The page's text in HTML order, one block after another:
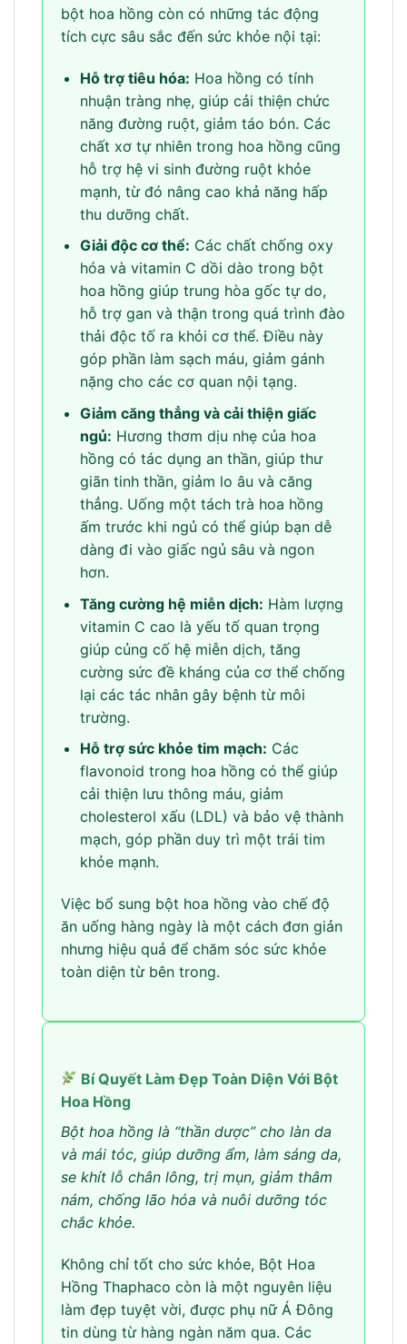
bột hoa hồng còn có những tác động
tích cực sâu sắc đến sức khỏe nội tại:
Hỗ trợ tiêu hóa: Hoa hồng có tính
nhuận tràng nhẹ, giúp cải thiện chức
năng đường ruột, giảm táo bón. Các
chất xơ tự nhiên trong hoa hồng cũng
hỗ trợ hệ vi sinh đường ruột khỏe
mạnh, từ đó nâng cao khả năng hấp
thu dưỡng chất.
Giải độc cơ thể: Các chất chống oxy
hóa và vitamin C dồi dào trong bột
hoa hồng giúp trung hòa gốc tự do,
hỗ trợ gan và thận trong quá trình đào
thải độc tố ra khỏi cơ thể. Điều này
góp phần làm sạch máu, giảm gánh
nặng cho các cơ quan nội tạng.
Giảm căng thẳng và cải thiện giấc
ngủ: Hương thơm dịu nhẹ của hoa
hồng có tác dụng an thần, giúp thư
giãn tinh thần, giảm lo âu và căng
thẳng. Uống một tách trà hoa hồng
ấm trước khi ngủ có thể giúp bạn dễ
dàng đi vào giấc ngủ sâu và ngon
hơn.
Tăng cường hệ miễn dịch: Hàm lượng
vitamin C cao là yếu tố quan trọng
giúp củng cố hệ miễn dịch, tăng
cường sức đề kháng của cơ thể chống
lại các tác nhân gây bệnh từ môi
trường.
Hỗ trợ sức khỏe tim mạch: Các
flavonoid trong hoa hồng có thể giúp
cải thiện lưu thông máu, giảm
cholesterol xấu (LDL) và bảo vệ thành
mạch, góp phần duy trì một trái tim
khỏe mạnh.
Việc bổ sung bột hoa hồng vào chế độ
ăn uống hàng ngày là một cách đơn giản
nhưng hiệu quả để chăm sóc sức khỏe
toàn diện từ bên trong.
Bí Quyết Làm Đẹp Toàn Diện Với Bột
Hoa Hồng
Bột hoa hồng là “thần dược” cho làn da
và mái tóc, giúp dưỡng ẩm, làm sáng da,
se khít lỗ chân lông, trị mụn, giảm thâm
nám, chống lão hóa và nuôi dưỡng tóc
chắc khỏe.
Không chỉ tốt cho sức khỏe, Bột Hoa
Hồng Thaphaco còn là một nguyên liệu
làm đẹp tuyệt vời, được phụ nữ Á Đông
tin dùng từ hàng ngàn năm qua. Các